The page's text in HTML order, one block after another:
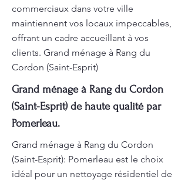
commerciaux dans votre ville
maintiennent vos locaux impeccables,
offrant un cadre accueillant à vos
clients. Grand ménage à Rang du
Cordon (Saint-Esprit)
Grand ménage à Rang du Cordon
(Saint-Esprit) de haute qualité par
Pomerleau.
Grand ménage à Rang du Cordon
(Saint-Esprit): Pomerleau est le choix
idéal pour un nettoyage résidentiel de